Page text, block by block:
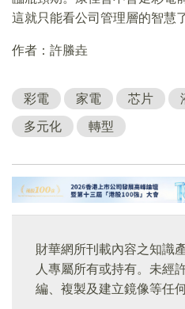
這就只能看公司管理層的智慧了
作者：許螣垚
彩電 家電 芯片
多元化 轉型
財華網所刊載內容之知識
人專屬所有或持有。未經
編、複製及建立鏡像等任何